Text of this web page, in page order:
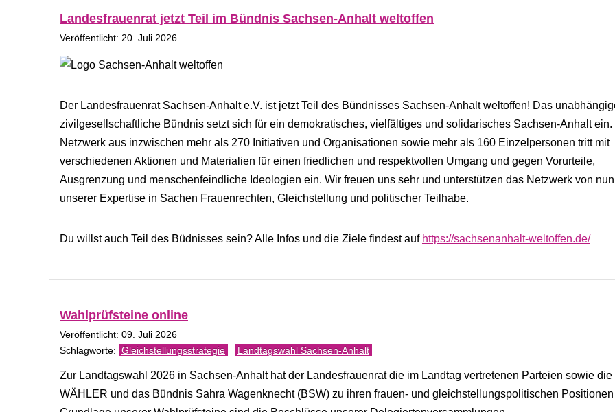
Landesfrauenrat jetzt Teil im Bündnis Sachsen-Anhalt weltoffen
Veröffentlicht: 20. Juli 2026
Der Landesfrauenrat Sachsen-Anhalt e.V. ist jetzt Teil des Bündnisses Sachsen-Anhalt weltoffen! Das
zivilgesellschaftliche Bündnis setzt sich für ein demokratisches, vielfältiges und solidarisches Sachsen-Anhalt ein.
Netzwerk aus inzwischen mehr als 270 Initiativen und Organisationen sowie mehr als 160 Einzelpersonen tritt mit
verschiedenen Aktionen und Materialien für einen friedlichen und respektvollen Umgang und gegen Vorurteile,
Ausgrenzung und menschenfeindliche Ideologien ein. Wir freuen uns sehr und unterstützen das Netzwerk von
unserer Expertise in Sachen Frauenrechten, Gleichstellung und politischer Teilhabe.
Du willst auch Teil des Büdnisses sein? Alle Infos und die Ziele findest auf https://sachsenanhalt-weltoffen.de/
Wahlprüfsteine online
Veröffentlicht: 09. Juli 2026
Gleichstellungsstrategie Landtagswahl Sachsen-Anhalt
Zur Landtagswahl 2026 in Sachsen-Anhalt hat der Landesfrauenrat die im Landtag vertretenen Parteien sowie die
WÄHLER und das Bündnis Sahra Wagenknecht (BSW) zu ihren frauen- und gleichstellungspolitischen Positionen